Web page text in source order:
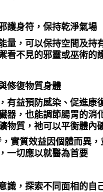
護身符，保持乾淨氣場
量，可以保持空間及持
看不見的邪靈或巫術的
修復物質身體
有益預防感染、促進康
器，也能調節腸胃的消
物質，祂可以平衡體內
實質效益因個體而異
一切應以就醫為首要
識，探索不同面相的自